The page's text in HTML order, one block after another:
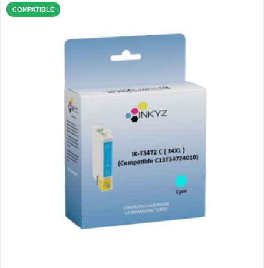
COMPATIBLE